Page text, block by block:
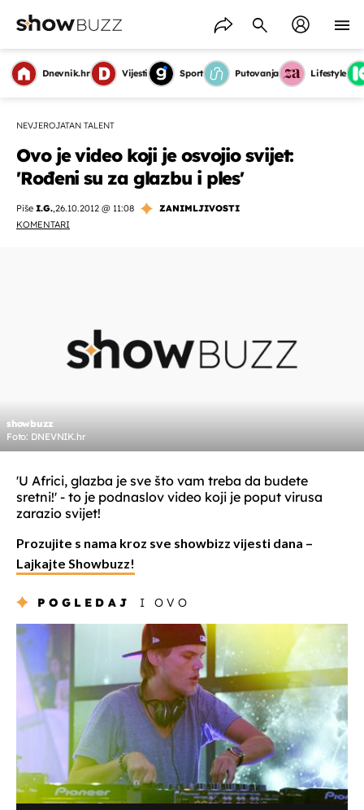
Dnevnik.hr Vijesti Sport Putovanja Lifestyle
NEVJEROJATAN TALENT
Ovo je video koji je osvojio svijet:
'Rođeni su za glazbu i ples'
Piše I.G.,26.10.2012 @ 11:08
ZANIMLJIVOSTI
KOMENTARI
showbuzz
Foto: DNEVNIK.hr
'U Africi, glazba je sve što vam treba da budete
sretni!' - to je podnaslov video koji je poput virusa
zarazio svijet!
Prozujite s nama kroz sve showbizz vijesti dana –
Lajkajte Showbuzz!
POGLEDAJ I OVO